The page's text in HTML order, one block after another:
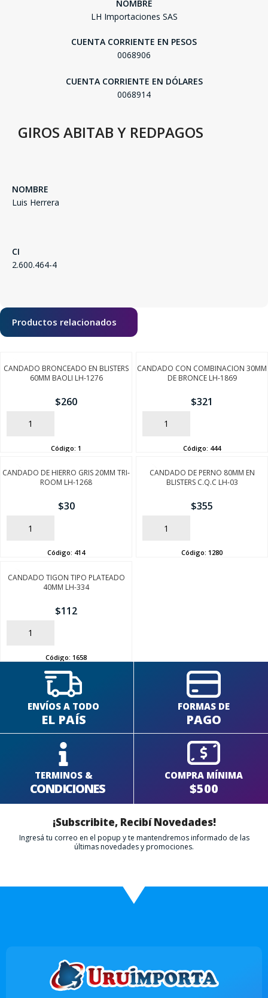
NOMBRE
LH Importaciones SAS
CUENTA CORRIENTE EN PESOS
0068906
CUENTA CORRIENTE EN DÓLARES
0068914
GIROS ABITAB Y REDPAGOS
NOMBRE
Luis Herrera
CI
2.600.464-4
Productos relacionados
CANDADO BRONCEADO EN BLISTERS
60MM BAOLI LH-1276
$260
AÑADIR
Código: 1
CANDADO CON COMBINACION 30MM
DE BRONCE LH-1869
$321
AÑADIR
Código: 444
CANDADO DE HIERRO GRIS 20MM TRI-
ROOM LH-1268
$30
AÑADIR
Código: 414
CANDADO DE PERNO 80MM EN
BLISTERS C.Q.C LH-03
$355
AÑADIR
Código: 1280
CANDADO TIGON TIPO PLATEADO
40MM LH-334
$112
AÑADIR
Código: 1658
ENVÍOS A TODO
EL PAÍS
FORMAS DE
PAGO
TERMINOS &
CONDICIONES
COMPRA MÍNIMA
$500
¡Subscribite, Recibí Novedades!
Ingresá tu correo en el popup y te mantendremos informado de las
últimas novedades y promociones.